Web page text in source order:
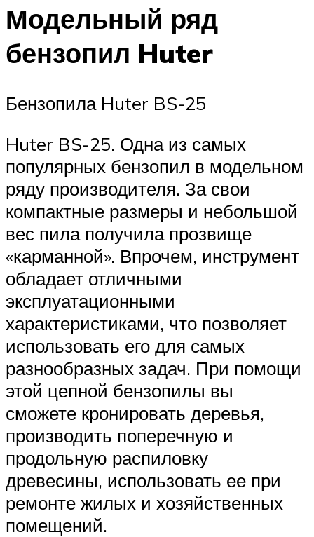
Модельный ряд
бензопил Huter
Бензопила Huter BS-25
Huter BS-25. Одна из самых
популярных бензопил в модельном
ряду производителя. За свои
компактные размеры и небольшой
вес пила получила прозвище
«карманной». Впрочем, инструмент
обладает отличными
эксплуатационными
характеристиками, что позволяет
использовать его для самых
разнообразных задач. При помощи
этой цепной бензопилы вы
сможете кронировать деревья,
производить поперечную и
продольную распиловку
древесины, использовать ее при
ремонте жилых и хозяйственных
помещений.